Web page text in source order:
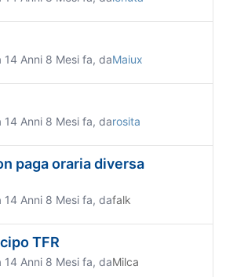
14 Anni 8 Mesi fa, daMaiux
14 Anni 8 Mesi fa, darosita
paga oraria diversa
14 Anni 8 Mesi fa, dafalk
TFR
14 Anni 8 Mesi fa, daMilca